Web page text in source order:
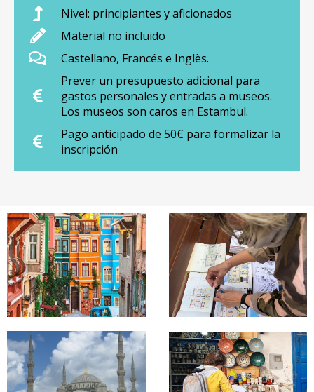
Nivel: principiantes y aficionados
Material no incluido
Castellano, Francés e Inglès.
Prever un presupuesto adicional para
gastos personales y entradas a museos.
Los museos son caros en Estambul.
Pago anticipado de 50€ para formalizar la
inscripción